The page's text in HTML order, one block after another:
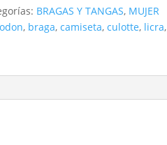
BRAGAS Y TANGAS, MUJER
, braga,camiseta,culotte, licra,